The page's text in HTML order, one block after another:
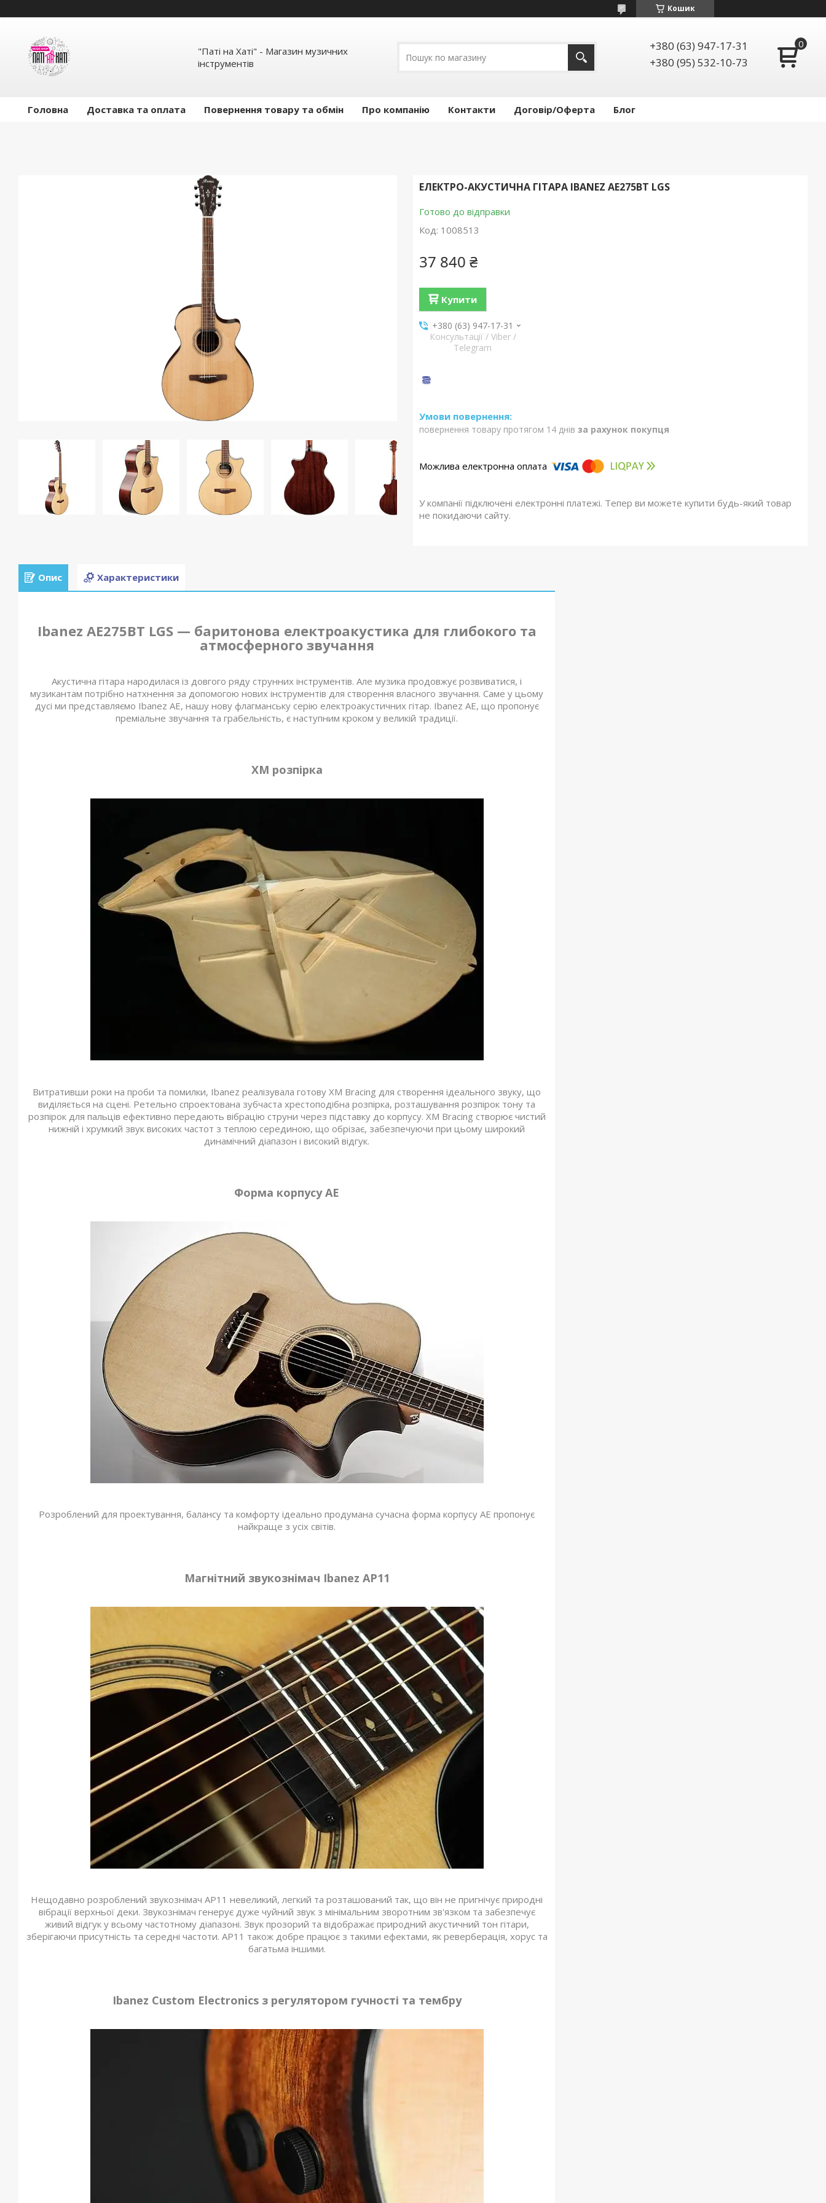
Кошик
"Паті на Хаті" - Магазин музичних
інструментів
+380 (63) 947-17-31
+380 (95) 532-10-73
Головна Доставка та оплата Повернення товару та обмін Про компанію Контакти Договір/Оферта Блог
ЕЛЕКТРО-АКУСТИЧНА ГІТАРА IBANEZ AE275BT LGS
Готово до відправки
Код: 1008513
37 840 ₴
Купити
+380 (63) 947-17-31
Консультації / Viber /
Telegram
повернення товару протягом 14 днів за рахунок покупця
У компанії підключені електронні платежі. Тепер ви можете купити будь-який товар
не покидаючи сайту.
Опис Характеристики
Ibanez AE275BT LGS — баритонова електроакустика для глибокого та
атмосферного звучання
Акустична гітара народилася із довгого ряду струнних інструментів. Але музика продовжує розвиватися, і
музикантам потрібно натхнення за допомогою нових інструментів для створення власного звучання. Саме у цьому
дусі ми представляємо Ibanez AE, нашу нову флагманську серію електроакустичних гітар. Ibanez AE, що пропонує
преміальне звучання та грабельність, є наступним кроком у великій традиції.
XM розпірка
Витративши роки на проби та помилки, Ibanez реалізувала готову XM Bracing для створення ідеального звуку, що
виділяється на сцені. Ретельно спроектована зубчаста хрестоподібна розпірка, розташування розпірок тону та
розпірок для пальців ефективно передають вібрацію струни через підставку до корпусу. XM Bracing створює чистий
нижній і хрумкий звук високих частот з теплою серединою, що обрізає, забезпечуючи при цьому широкий
динамічний діапазон і високий відгук.
Форма корпусу АЕ
Розроблений для проектування, балансу та комфорту ідеально продумана сучасна форма корпусу AE пропонує
найкраще з усіх світів.
Магнітний звукознімач Ibanez AP11
Нещодавно розроблений звукознімач AP11 невеликий, легкий та розташований так, що він не пригнічує природні
вібрації верхньої деки. Звукознімач генерує дуже чуйний звук з мінімальним зворотним зв'язком та забезпечує
живий відгук у всьому частотному діапазоні. Звук прозорий та відображає природний акустичний тон гітари,
зберігаючи присутність та середні частоти. AP11 також добре працює з такими ефектами, як реверберація, хорус та
багатьма іншими.
Ibanez Custom Electronics з регулятором гучності та тембру